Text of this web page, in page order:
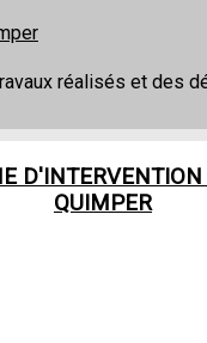
réalisés et des
D'INTERVENTION
QUIMPER